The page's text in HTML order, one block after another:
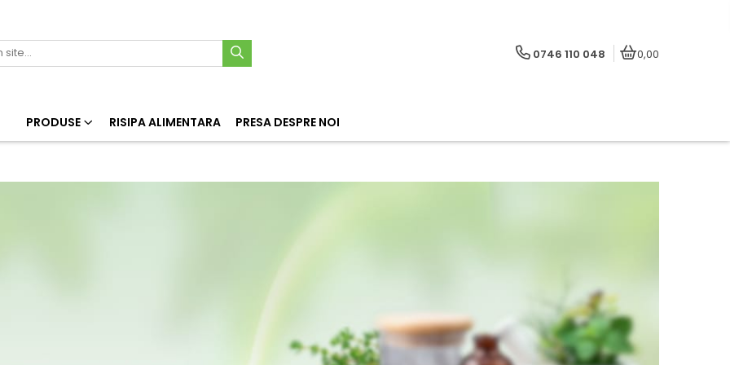
0746 110 048 0,00
PRODUSE RISIPA ALIMENTARA PRESA DESPRE NOI